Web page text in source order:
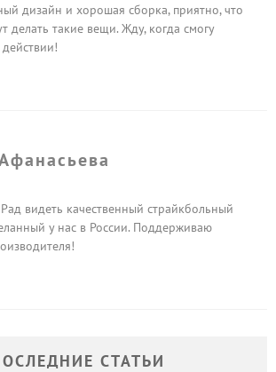
дизайн и хорошая сборка, приятно, что
делать такие вещи. Жду, когда смогу
видеть качественный страйкбольный
у нас в России. Поддерживаю
СТАТЬИ